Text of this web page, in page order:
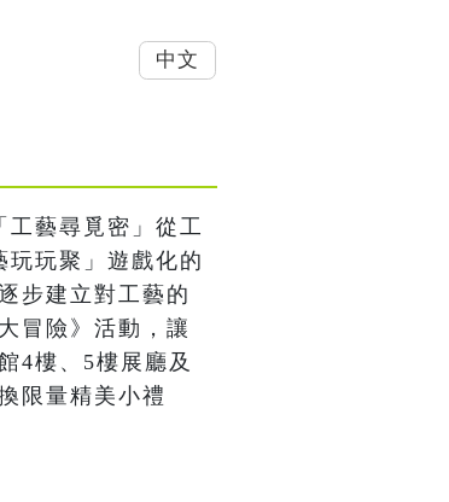
工藝尋覓密」從工
玩聚」遊戲化的
步建立對工藝的
冒險》活動，讓
4樓、5樓展廳及
限量精美小禮